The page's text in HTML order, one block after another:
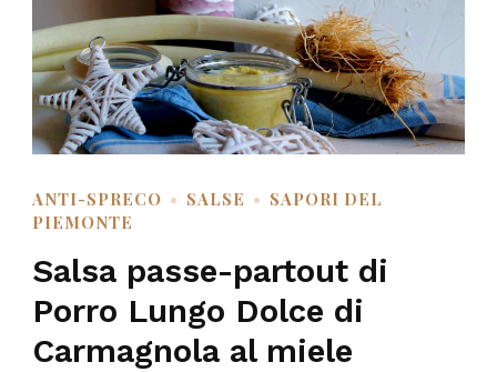
ANTI-SPRECO SALSE
SAPORI DEL
PIEMONTE
Salsa passe-partout di
Porro Lungo Dolce di
Carmagnola al miele